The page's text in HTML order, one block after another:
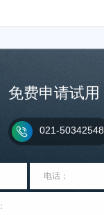
免费申请试用
 021-50342548